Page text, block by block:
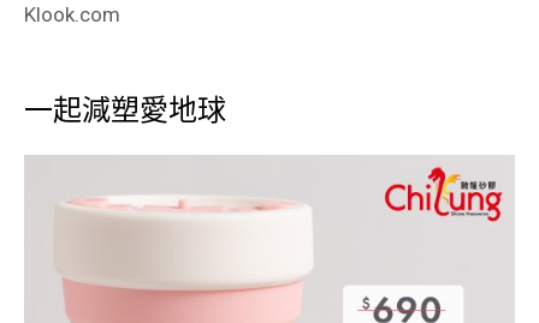
Klook.com
一起減塑愛地球